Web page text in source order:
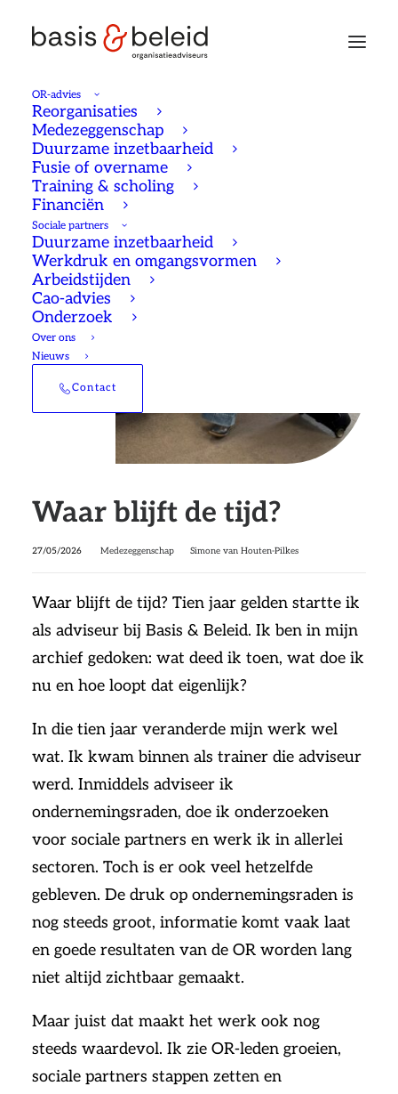
OR-advies
Reorganisaties
Medezeggenschap
Duurzame inzetbaarheid
Fusie of overname
Training & scholing
Financiën
Sociale partners
Duurzame inzetbaarheid
Werkdruk en omgangsvormen
Arbeidstijden
Cao-advies
Onderzoek
Over ons
Nieuws
Contact
Waar blijft de tijd?
27/05/2026 Medezeggenschap Simone van Houten-Pilkes
Waar blijft de tijd? Tien jaar gelden startte ik
als adviseur bij Basis & Beleid. Ik ben in mijn
archief gedoken: wat deed ik toen, wat doe ik
nu en hoe loopt dat eigenlijk?
In die tien jaar veranderde mijn werk wel
wat. Ik kwam binnen als trainer die adviseur
werd. Inmiddels adviseer ik
ondernemingsraden, doe ik onderzoeken
voor sociale partners en werk ik in allerlei
sectoren. Toch is er ook veel hetzelfde
gebleven. De druk op ondernemingsraden is
nog steeds groot, informatie komt vaak laat
en goede resultaten van de OR worden lang
niet altijd zichtbaar gemaakt.
Maar juist dat maakt het werk ook nog
steeds waardevol. Ik zie OR-leden groeien,
sociale partners stappen zetten en